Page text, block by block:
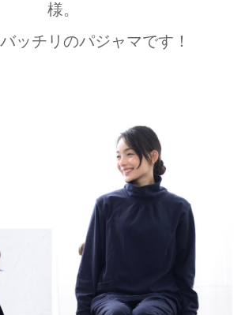
様。
ッチリのパジャマです！